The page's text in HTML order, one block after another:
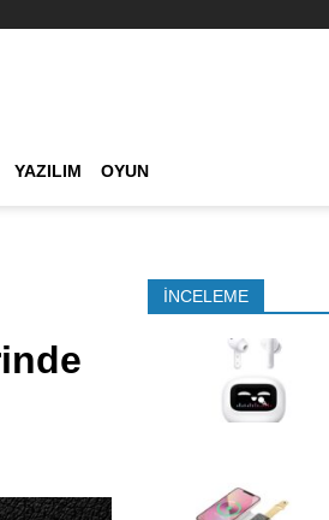
YAZILIM OYUN
İNCELEME